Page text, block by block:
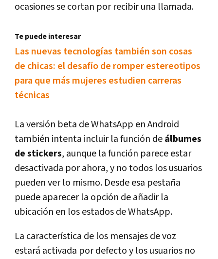
ocasiones se cortan por recibir una llamada.
Te puede interesar
Las nuevas tecnologí­as también son cosas
de chicas: el desafí­o de romper estereotipos
para que más mujeres estudien carreras
técnicas
La versión beta de WhatsApp en Android
también intenta incluir la función deálbumes
de stickers, aunque la función parece estar
desactivada por ahora, y no todos los usuarios
pueden ver lo mismo. Desde esa pestaña
puede aparecer la opción de añadir la
ubicación en los estados de WhatsApp.
La caracterí­stica de los mensajes de voz
estará activada por defecto y los usuarios no